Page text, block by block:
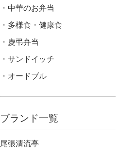
中華のお弁当
多様食・健康食
慶弔弁当
サンドイッチ
オードブル
ブランド一覧
尾張清流亭